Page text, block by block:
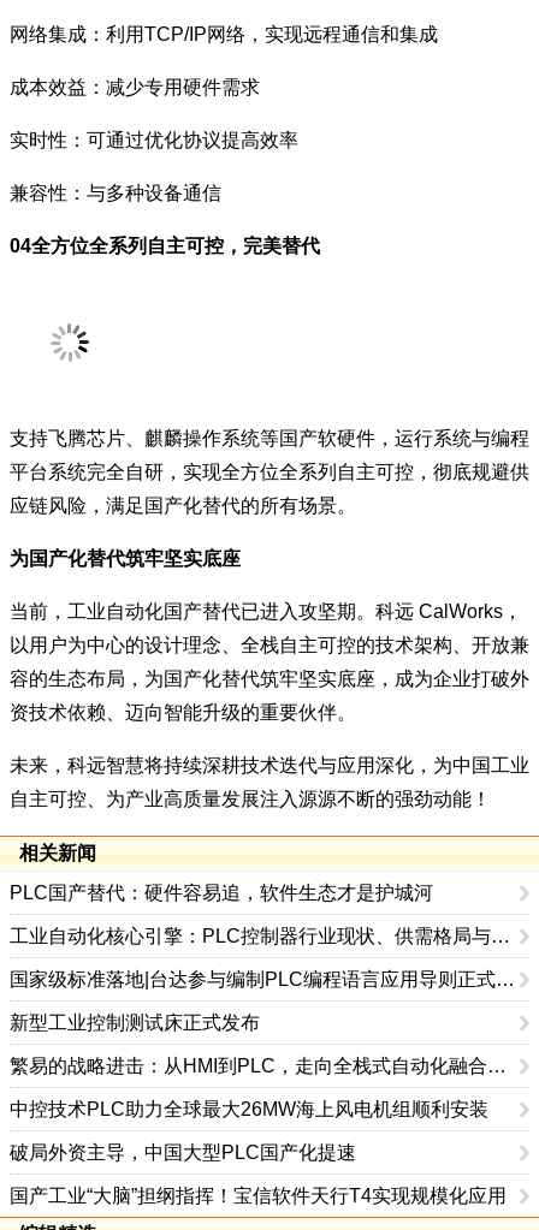
网络集成：利用TCP/IP网络，实现远程通信和集成
成本效益：减少专用硬件需求
实时性：可通过优化协议提高效率
兼容性：与多种设备通信
04全方位全系列自主可控，完美替代
支持飞腾芯片、麒麟操作系统等国产软硬件，运行系统与编程
平台系统完全自研，实现全方位全系列自主可控，彻底规避供
应链风险，满足国产化替代的所有场景。
为国产化替代筑牢坚实底座
当前，工业自动化国产替代已进入攻坚期。科远 CalWorks，
以用户为中心的设计理念、全栈自主可控的技术架构、开放兼
容的生态布局，为国产化替代筑牢坚实底座，成为企业打破外
资技术依赖、迈向智能升级的重要伙伴。
未来，科远智慧将持续深耕技术迭代与应用深化，为中国工业
自主可控、为产业高质量发展注入源源不断的强劲动能！
相关新闻
PLC国产替代：硬件容易追，软件生态才是护城河
工业自动化核心引擎：PLC控制器行业现状、供需格局与未来趋势深度剖析
国家级标准落地|台达参与编制PLC编程语言应用导则正式发布
新型工业控制测试床正式发布
繁易的战略进击：从HMI到PLC，走向全栈式自动化融合创新
中控技术PLC助力全球最大26MW海上风电机组顺利安装
破局外资主导，中国大型PLC国产化提速
国产工业“大脑”担纲指挥！宝信软件天行T4实现规模化应用